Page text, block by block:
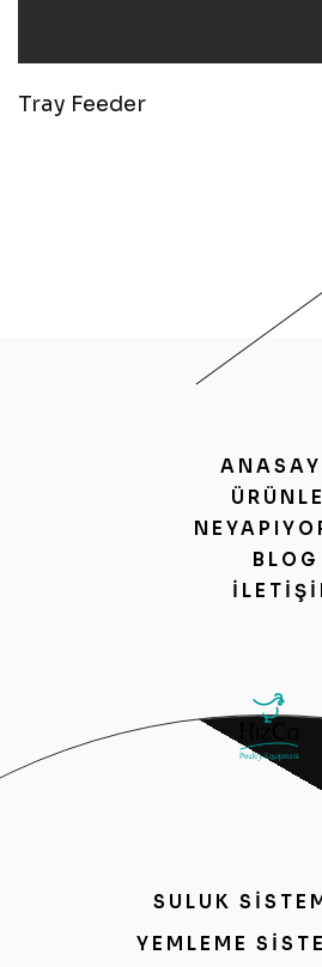
Tray Feeder
BLOG
SULUK
YEMLEME